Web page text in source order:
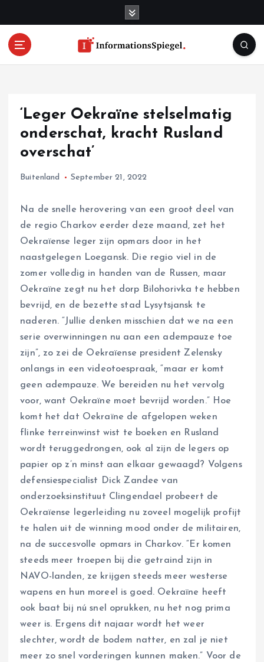
‘Leger Oekraïne stelselmatig
onderschat, kracht Rusland
overschat’
Buitenland September 21, 2022
Na de snelle herovering van een groot deel van
de regio Charkov eerder deze maand, zet het
Oekraïense leger zijn opmars door in het
naastgelegen Loegansk. Die regio viel in de
zomer volledig in handen van de Russen, maar
Oekraïne zegt nu het dorp Bilohorivka te hebben
bevrijd, en de bezette stad Lysytsjansk te
naderen. “Jullie denken misschien dat we na een
serie overwinningen nu aan een adempauze toe
zijn”, zo zei de Oekraïense president Zelensky
onlangs in een videotoespraak, “maar er komt
geen adempauze. We bereiden nu het vervolg
voor, want Oekraïne moet bevrijd worden.” Hoe
komt het dat Oekraïne de afgelopen weken
flinke terreinwinst wist te boeken en Rusland
wordt teruggedrongen, ook al zijn de legers op
papier op z’n minst aan elkaar gewaagd? Volgens
defensiespecialist Dick Zandee van
onderzoeksinstituut Clingendael probeert de
Oekraïense legerleiding nu zoveel mogelijk profijt
te halen uit de winning mood onder de militairen,
na de succesvolle opmars in Charkov. “Er komen
steeds meer troepen bij die getraind zijn in
NAVO-landen, ze krijgen steeds meer westerse
wapens en hun moreel is goed. Oekraïne heeft
ook baat bij nú snel oprukken, nu het nog prima
weer is. Ergens dit najaar wordt het weer
slechter, wordt de bodem natter, en zal je niet
meer zo snel vorderingen kunnen maken.” Voor de